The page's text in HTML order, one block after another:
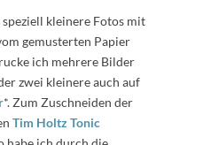
speziell kleinere Fotos mit
gemusterten Papier
ich mehrere Bilder
zwei kleinere auch auf
*. Zum Zuschneiden der
Tim Holtz Tonic